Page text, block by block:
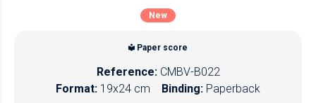
New
Paper score
Reference: CMBV-B022
Format: 19x24 cm Binding: Paperback